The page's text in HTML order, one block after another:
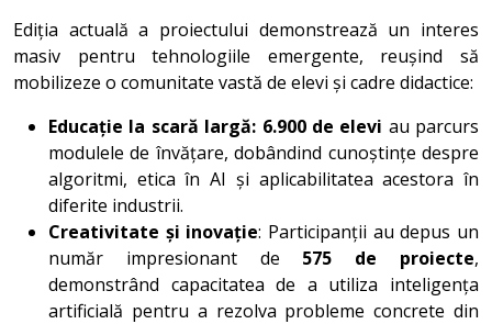
Ediția actuală a proiectului demonstrează un interes
masiv pentru tehnologiile emergente, reușind să
mobilizeze o comunitate vastă de elevi și cadre didactice:
Educație la scară largă: 6.900 de elevi au parcurs
modulele de învățare, dobândind cunoștințe despre
algoritmi, etica în AI și aplicabilitatea acestora în
diferite industrii.
Creativitate și inovație: Participanții au depus un
număr impresionant de 575 de proiecte,
demonstrând capacitatea de a utiliza inteligența
artificială pentru a rezolva probleme concrete din